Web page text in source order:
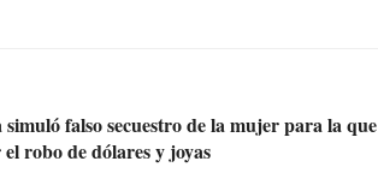
falso secuestro de la mujer para la que
robo de dólares y joyas